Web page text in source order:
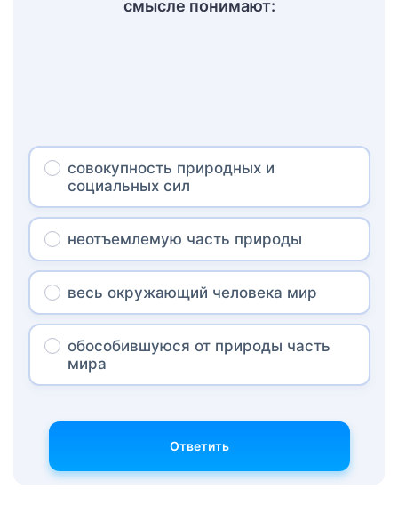
смысле понимают:
совокупность природных и
социальных сил
неотъемлемую часть природы
весь окружающий человека мир
обособившуюся от природы часть
мира
Ответить